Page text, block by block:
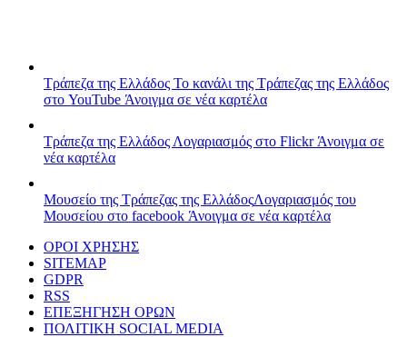
Τράπεζα της Ελλάδος Το κανάλι της Τράπεζας της Ελλάδος
στο YouTube Άνοιγμα σε νέα καρτέλα
Τράπεζα της Ελλάδος Λογαριασμός στο FlickrΆνοιγμα σε
νέα καρτέλα
Μουσείο της Τράπεζας της ΕλλάδοςΛογαριασμός του
Μουσείου στο facebook Άνοιγμα σε νέα καρτέλα
ΟΡΟΙ ΧΡΗΣΗΣ
SITEMAP
GDPR
RSS
ΕΠΕΞΗΓΗΣΗ ΟΡΩΝ
ΠΟΛΙΤΙΚΗ SOCIAL MEDIA